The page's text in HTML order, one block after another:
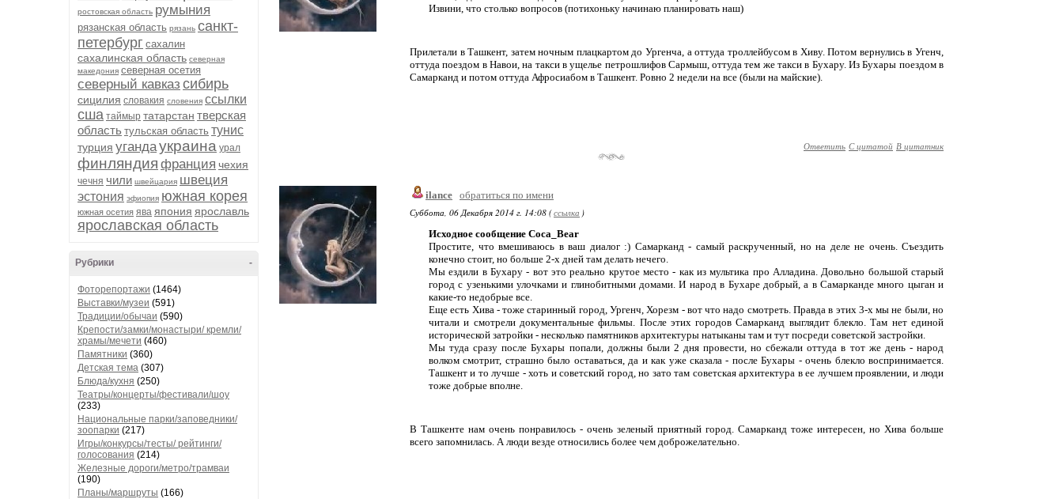
ростовская область румыния
рязанская область рязань санкт-
петербург сахалин
сахалинская область северная
македония северная осетия
северный кавказ сибирь
сицилия словакия словения ссылки
сша таймыр татарстан тверская
область тульская область тунис
турция угандаукраина урал
финляндия франция чехия
чечня чили швейцария швеция
эстония эфиопия южная корея
южная осетия ява япония ярославль
ярославская область
-
Рубрики
Фоторепортажи (1464)
Выставки/музеи (591)
Традиции/обычаи (590)
Крепости/замки/монастыри/ кремли/
храмы/мечети (460)
Памятники (360)
Детская тема (307)
Блюда/кухня (250)
Театры/концерты/фестивали/шоу
(233)
Национальные парки/заповедники/
зоопарки (217)
Игры/конкурсы/тесты/ рейтинги/
голосования (214)
Железные дороги/метро/трамваи
(190)
Планы/маршруты (166)
Извини, что столько вопросов (потихоньку начинаю планировать наш)
Прилетали в Ташкент, затем ночным плацкартом до Ургенча, а оттуда троллейбусом в Хиву. Потом вернулись в Угенч,
оттуда поездом в Навои, на такси в ущелье петрошлифов Сармыш, оттуда тем же такси в Бухару. Из Бухары поездом в
Самарканд и потом оттуда Афросиабом в Ташкент. Ровно 2 недели на все (были на майские).
Ответить С цитатой В цитатник
ilance обратиться по имени
Суббота, 06 Декабря 2014 г. 14:08 (ссылка )
Исходное сообщение Coca_Bear
Простите, что вмешиваюсь в ваш диалог :) Самарканд - самый раскрученный, но на деле не очень. Съездить
конечно стоит, но больше 2-х дней там делать нечего.
Мы ездили в Бухару - вот это реально крутое место - как из мультика про Алладина. Довольно большой старый
город с узенькими улочками и глинобитными домами. И народ в Бухаре добрый, а в Самарканде много цыган и
какие-то недобрые все.
Еще есть Хива - тоже старинный город, Ургенч, Хорезм - вот что надо смотреть. Правда в этих 3-х мы не были, но
читали и смотрели документальные фильмы. После этих городов Самарканд выглядит блекло. Там нет единой
исторической затройки - несколько памятников архитектуры натыканы там и тут посреди советской застройки.
Мы туда сразу после Бухары попали, должны были 2 дня провести, но сбежали оттуда в тот же день - народ
волком смотрит, страшно было оставаться, да и как уже сказала - после Бухары - очень блекло воспринимается.
Ташкент и то лучше - хоть и советский город, но зато там советская архитектура в ее лучшем проявлении, и люди
тоже добрые вполне.
В Ташкенте нам очень понравилось - очень зеленый приятный город. Самарканд тоже интересен, но Хива больше
всего запомнилась. А люди везде относились более чем доброжелательно.